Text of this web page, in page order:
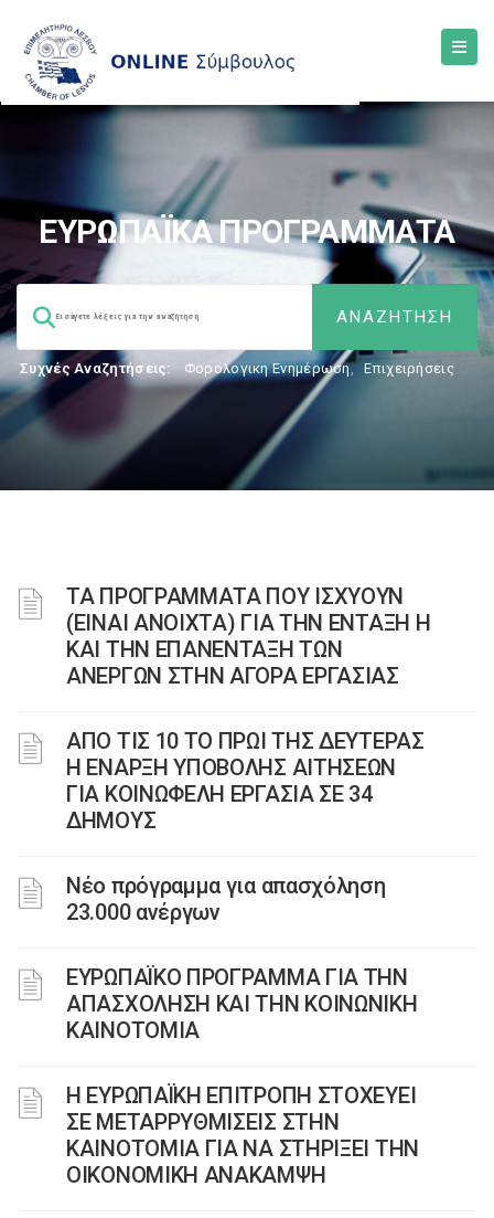
ΕΥΡΩΠΑΪΚΑ ΠΡΟΓΡΑΜΜΑΤΑ
Συχνές Αναζητήσεις: Φορολογικη Ενημέρωση, Επιχειρήσεις
ΤΑ ΠΡΟΓΡΑΜΜΑΤΑ ΠΟΥ ΙΣΧΥΟΥΝ
(ΕΙΝΑΙ ΑΝΟΙΧΤΑ) ΓΙΑ ΤΗΝ ΕΝΤΑΞΗ Η
ΚΑΙ ΤΗΝ ΕΠΑΝΕΝΤΑΞΗ ΤΩΝ
ΑΝΕΡΓΩΝ ΣΤΗΝ ΑΓΟΡΑ ΕΡΓΑΣΙΑΣ
AΠΟ ΤΙΣ 10 ΤΟ ΠΡΩΙ ΤΗΣ ΔΕΥΤΕΡΑΣ
Η ΕΝΑΡΞΗ ΥΠΟΒΟΛΗΣ ΑΙΤΗΣΕΩΝ
ΓΙΑ ΚΟΙΝΩΦΕΛΗ ΕΡΓΑΣΙΑ ΣΕ 34
ΔΗΜΟΥΣ
Νέο πρόγραμμα για απασχόληση
23.000 ανέργων
ΕΥΡΩΠΑΪΚΟ ΠΡΟΓΡΑΜΜΑ ΓΙΑ ΤΗΝ
ΑΠΑΣΧΟΛΗΣΗ ΚΑΙ ΤΗΝ ΚΟΙΝΩΝΙΚΗ
ΚΑΙΝΟΤΟΜΙΑ
Η ΕΥΡΩΠΑΪΚΗ ΕΠΙΤΡΟΠΗ ΣΤΟΧΕΥΕΙ
ΣΕ ΜΕΤΑΡΡΥΘΜΙΣΕΙΣ ΣΤΗΝ
ΚΑΙΝΟΤΟΜΙΑ ΓΙΑ ΝΑ ΣΤΗΡΙΞΕΙ ΤΗΝ
ΟΙΚΟΝΟΜΙΚΗ ΑΝΑΚΑΜΨΗ